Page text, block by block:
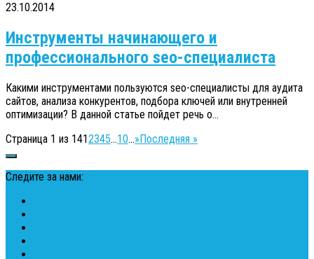
23.10.2014
Инструменты начинающего и
профессионального seo-специалиста
Какими инструментами пользуются seo-специалисты для аудита
сайтов, анализа конкурентов, подбора ключей или внутренней
оптимизации? В данной статье пойдет речь о...
Страница 1 из 1412345...10...» Последняя »
Следите за нами: